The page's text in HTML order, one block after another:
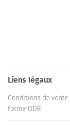
Liens légaux
Conditions de vente
forme ODR